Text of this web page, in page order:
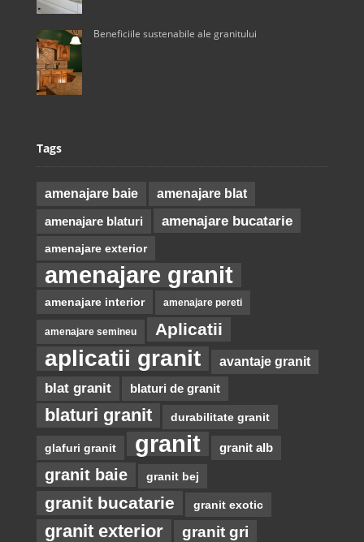
Beneficiile sustenabile ale granitului
Tags
amenajare baie amenajare blat
amenajare blaturi amenajare bucatarie
amenajare exterior
amenajare granit
amenajare interior amenajare pereti
amenajare semineu Aplicatii
aplicatii granit avantaje granit
blat granit blaturi de granit
blaturi granit durabilitate granit
glafuri granit granit granit alb
granit baie granit bej
granit bucatarie granit exotic
granit exterior granit gri